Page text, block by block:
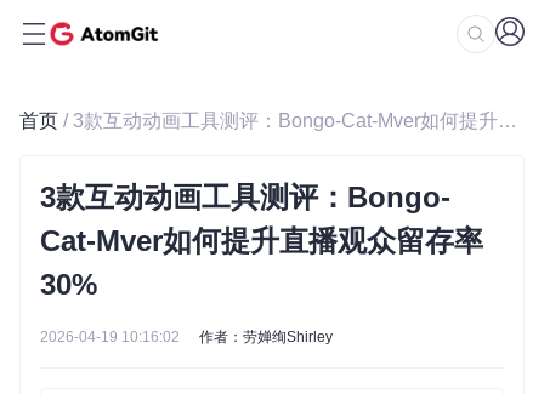
首页 / 3款互动动画工具测评：Bongo-Cat-Mver如何提升直播观众留存率30%
3款互动动画工具测评：Bongo-
Cat-Mver如何提升直播观众留存率
30%
2026-04-19 10:16:02 作者：劳婵绚Shirley